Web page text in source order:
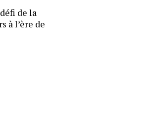
de la
à l’ère de